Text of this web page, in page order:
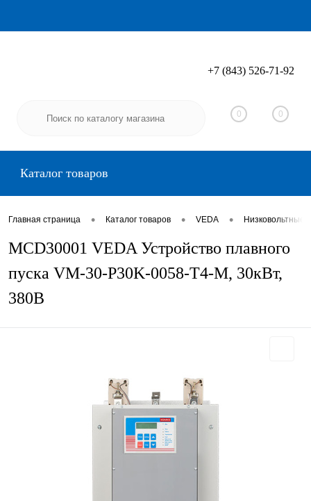
Вход Регистрация
+7 (843) 526-71-92
0 0
Каталог товаров
Главная страница • Каталог товаров • VEDA •
MCD30001 VEDA Устройство плавного
пуска VM-30-P30K-0058-T4-M, 30кВт,
380В